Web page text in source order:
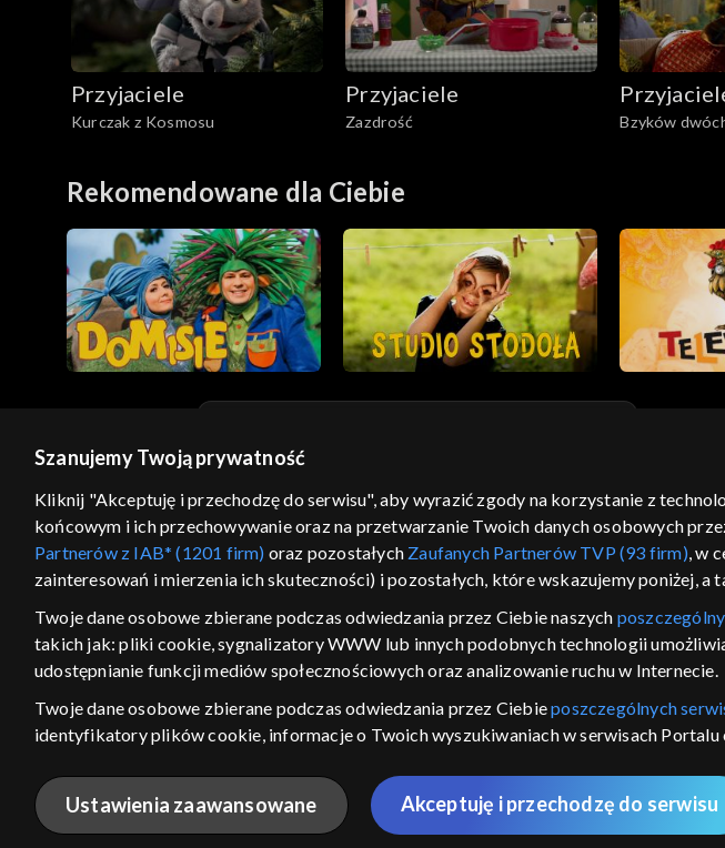
Przyjaciele
Kurczak z Kosmosu
Przyjaciele
Zazdrość Bzyków
Rekomendowane dla Ciebie
GEOLOKALIZACJA
ŁĄCZYSZ SIĘ SPOZA POLSKI
Kraj, z którego się łączysz, to Stany Zjednoczone ,
w związku z czym część tytułów na platformie TVP
VOD może być nieodstępna. Sprawdź, które
Nie pokazuj ponownie
ANULUJ SPRAWDŹ
© 2026 Telewizja Polska S.A. w likwidacji
regulamin serwisu cennik polityka prywatności moje zgody pomoc
Szanujemy Twoją prywatność
Kliknij "Akceptuję i przechodzę do serwisu", aby wyrazić zgody na korzystanie z
końcowym i ich przechowywanie oraz na przetwarzanie Twoich danych osobowych
Partnerów z IAB* (1201 firm) oraz pozostałych Zaufanych Partnerów TVP (93 firm), w
zainteresowań i mierzenia ich skuteczności) i pozostałych, które wskazujemy poniżej,
Twoje dane osobowe zbierane podczas odwiedzania przez Ciebie naszych
takich jak: pliki cookie, sygnalizatory WWW lub innych podobnych technologii
udostępnianie funkcji mediów społecznościowych oraz analizowanie ruchu w Internecie.
Twoje dane osobowe zbierane podczas odwiedzania przez Ciebieposzczególnych
identyfikatory plików cookie, informacje o Twoich wyszukiwaniach w serwisach
wyboru spersonalizowanych reklam, tworzenia profilu spersonalizowanych reklam,
wydajności reklam, pomiaru wydajności treści, stosowania badań rynkowych w celu
bezpieczeństwa, zapobiegania oszustwom i usuwania błędów, technicznego
Ustawienia zaawansowane Akceptuję i przechodzę do serwisu